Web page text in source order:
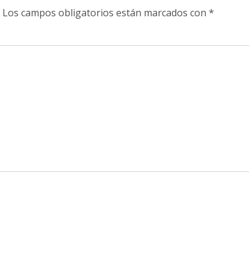
Los campos obligatorios están marcados con *